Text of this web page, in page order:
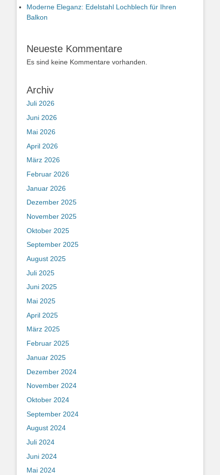
Moderne Eleganz: Edelstahl Lochblech für Ihren
Balkon
Neueste Kommentare
Es sind keine Kommentare vorhanden.
Archiv
Juli 2026
Juni 2026
Mai 2026
April 2026
März 2026
Februar 2026
Januar 2026
Dezember 2025
November 2025
Oktober 2025
September 2025
August 2025
Juli 2025
Juni 2025
Mai 2025
April 2025
März 2025
Februar 2025
Januar 2025
Dezember 2024
November 2024
Oktober 2024
September 2024
August 2024
Juli 2024
Juni 2024
Mai 2024